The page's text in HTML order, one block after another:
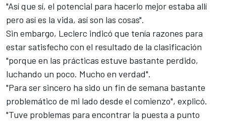
"Así que sí, el potencial para hacerlo mejor estaba allí
pero así es la vida, así son las cosas".
Sin embargo, Leclerc indicó que tenía razones para
estar satisfecho con el resultado de la clasificación
"porque en las prácticas estuve bastante perdido,
luchando un poco. Mucho en verdad".
"Para ser sincero ha sido un fin de semana bastante
problemático de mi lado desde el comienzo", explicó.
"Tuve problemas para encontrar la puesta a punto